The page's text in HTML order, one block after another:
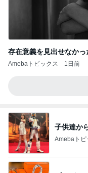
存在意義を見出せなかっ
Amebaトピックス 1日前
子供達か
Amebaトピ